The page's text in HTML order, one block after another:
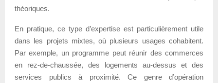
théoriques.
En pratique, ce type d’expertise est particulièrement utile
dans les projets mixtes, où plusieurs usages cohabitent.
Par exemple, un programme peut réunir des commerces
en rez-de-chaussée, des logements au-dessus et des
services publics à proximité. Ce genre d’opération